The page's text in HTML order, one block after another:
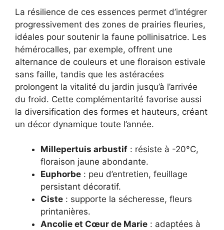
La résilience de ces essences permet d’intégrer
progressivement des zones de prairies fleuries,
idéales pour soutenir la faune pollinisatrice. Les
hémérocalles, par exemple, offrent une
alternance de couleurs et une floraison estivale
sans faille, tandis que les astéracées
prolongent la vitalité du jardin jusqu’à l’arrivée
du froid. Cette complémentarité favorise aussi
la diversification des formes et hauteurs, créant
un décor dynamique toute l’année.
Millepertuis arbustif : résiste à -20°C,
floraison jaune abondante.
Euphorbe : peu d’entretien, feuillage
persistant décoratif.
Ciste : supporte la sécheresse, fleurs
printanières.
Ancolie et Cœur de Marie : adaptées à